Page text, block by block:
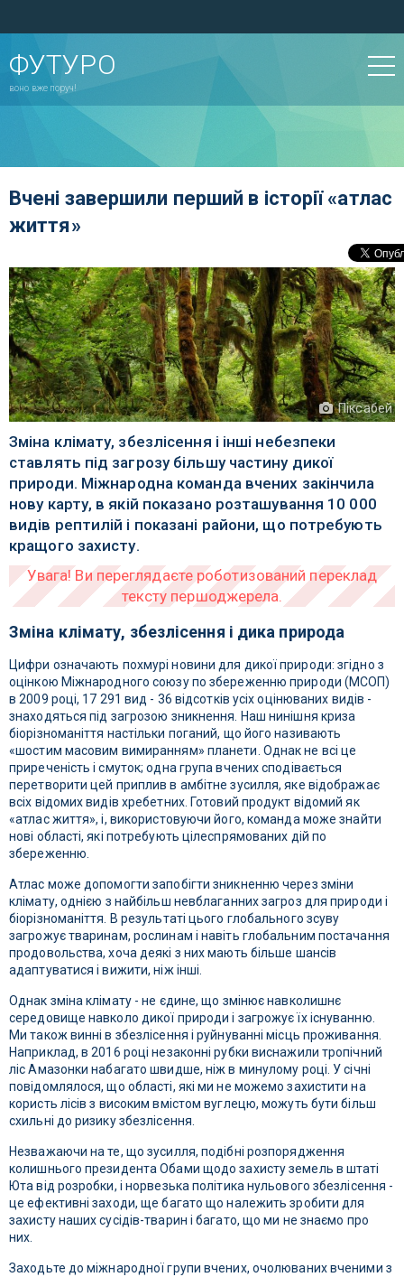
ФУТУРО
воно вже поруч!
Вчені завершили перший в історії «атлас
життя»
Піксабей
Зміна клімату, збезлісення і інші небезпеки
ставлять під загрозу більшу частину дикої
природи. Міжнародна команда вчених закінчила
нову карту, в якій показано розташування 10 000
видів рептилій і показані райони, що потребують
кращого захисту.
Зміна клімату, збезлісення і дика природа
Цифри означають похмурі новини для дикої природи: згідно з
оцінкою Міжнародного союзу по збереженню природи (МСОП)
в 2009 році, 17 291 вид - 36 відсотків усіх оцінюваних видів -
знаходяться під загрозою зникнення. Наш нинішня криза
біорізноманіття настільки поганий, що його називають
«шостим масовим вимиранням» планети. Однак не всі це
приреченість і смуток; одна група вчених сподівається
перетворити цей приплив в амбітне зусилля, яке відображає
всіх відомих видів хребетних. Готовий продукт відомий як
«атлас життя», і, використовуючи його, команда може знайти
нові області, які потребують цілеспрямованих дій по
збереженню.
Атлас може допомогти запобігти зникненню через зміни
клімату, однією з найбільш невблаганних загроз для природи і
біорізноманіття. В результаті цього глобального зсуву
загрожує тваринам, рослинам і навіть глобальним постачання
продовольства, хоча деякі з них мають більше шансів
адаптуватися і вижити, ніж інші.
Однак зміна клімату - не єдине, що змінює навколишнє
середовище навколо дикої природи і загрожує їх існуванню.
Ми також винні в збезлісення і руйнуванні місць проживання.
Наприклад, в 2016 році незаконні рубки виснажили тропічний
ліс Амазонки набагато швидше, ніж в минулому році. У січні
повідомлялося, що області, які ми не можемо захистити на
користь лісів з високим вмістом вуглецю, можуть бути більш
схильні до ризику збезлісення.
Незважаючи на те, що зусилля, подібні розпорядження
колишнього президента Обами щодо захисту земель в штаті
Юта від розробки, і норвезька політика нульового збезлісення -
це ефективні заходи, ще багато що належить зробити для
захисту наших сусідів-тварин і багато, що ми не знаємо про
них.
Заходьте до міжнародної групи вчених, очолюваних вченими з